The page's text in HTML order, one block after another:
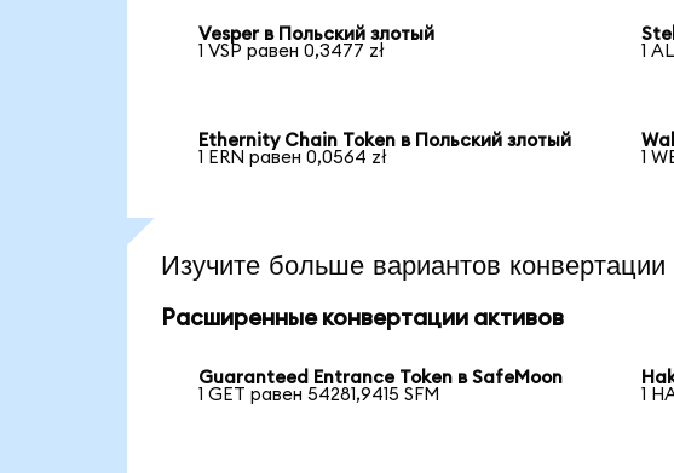
Vesper в Польский злотый
1 VSP равен 0,3477 zł
1
Ethernity Chain Token в Польский злотый
1 ERN равен 0,0564 zł
1
Изучите больше вариантов конвертации
Расширенные конвертации активов
Guaranteed Entrance Token в SafeMoon
1 GET равен 54281,9415 SFM
1